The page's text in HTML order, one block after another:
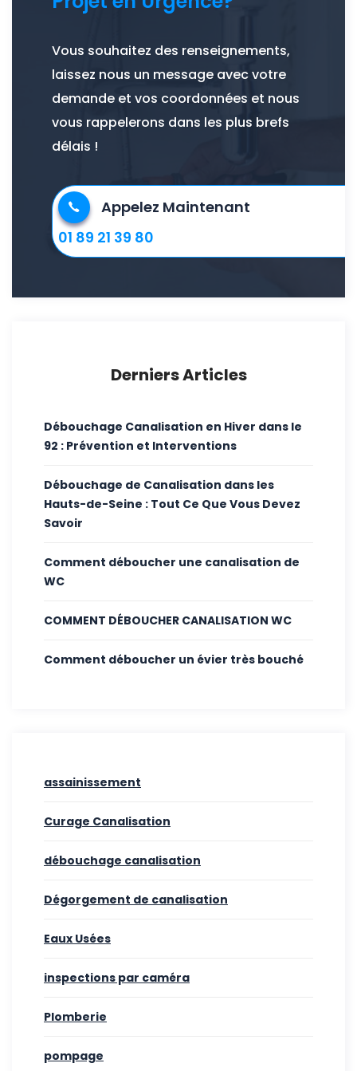
Vous souhaitez des renseignements,
laissez nous un message avec votre
demande et vos coordonnées et nous
vous rappelerons dans les plus brefs
délais !
Appelez Maintenant
01 89 21 39 80
Derniers Articles
Débouchage Canalisation en Hiver dans le
92 : Prévention et Interventions
Débouchage de Canalisation dans les
Hauts-de-Seine : Tout Ce Que Vous Devez
Savoir
Comment déboucher une canalisation de
WC
COMMENT DÉBOUCHER CANALISATION WC
Comment déboucher un évier très bouché
assainissement
Curage Canalisation
débouchage canalisation
Dégorgement de canalisation
Eaux Usées
inspections par caméra
Plomberie
pompage